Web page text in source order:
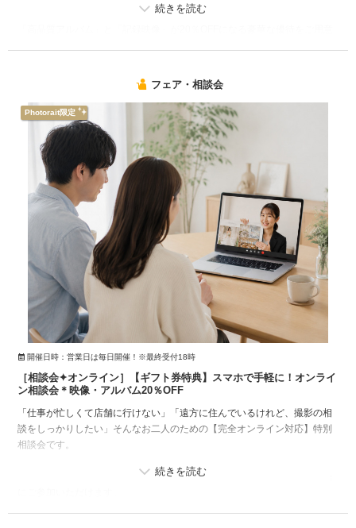
リストがお二人にぴったりの衣装をご提案。さらに、ご成約特典として
ご来店いただいた方には、新生活に嬉しいAmazonギフト券もプレゼン
ト！
【試着をご希望の方へ】
試着枠は先着順の完全予約制となります。
試着フェアをご希望の場合は、【その他の要望欄】に〈★試着体験付きフ
ェア希望★〉と第3希望までの日時を必ずご記入ください。
空き状況を確認の上、ご案内可否をスタッフより折り返しご連絡させてい
衣装のラインナップを確認してから撮影日を決められる安心のフェア。ま
ずは「着てみる」ことから始めてみませんか？
フェア・相談会
Photorait限定
開催日時： 営業日は毎日開催！※最終受付18時
［相談会✦オンライン］【ギフト券特典】スマホで手軽に！オンライ
ン相談会＊映像・アルバム20％OFF
「仕事が忙しくて店舗に行けない」「遠方に住んでいるけれど、撮影の相
談をしっかりしたい」そんなお二人のための【完全オンライン対応】特別
相談会です。
ビデオ通話（Zoom等）を使用し、お二人のスマートフォンやPCから気軽